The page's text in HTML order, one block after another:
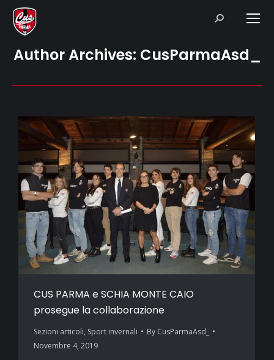
Search:
Author Archives: CusParmaAsd_
CUS PARMA e SCHIA MONTE CAIO
prosegue la collaborazione
Sezioni articoli, Sport invernali By CusParmaAsd_
Novembre 4, 2019